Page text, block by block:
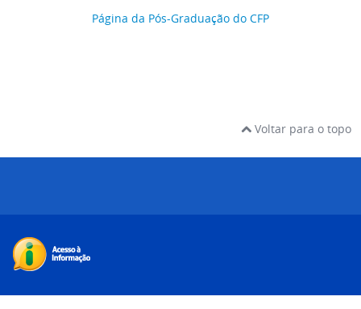
Página da Pós-Graduação do CFP
Voltar para o topo